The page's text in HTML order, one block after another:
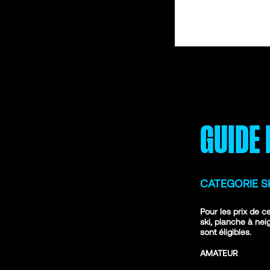
GUIDE
CATEGORIE
Pour les prix de
ski, planche à
sont éligibles.
AMATEUR